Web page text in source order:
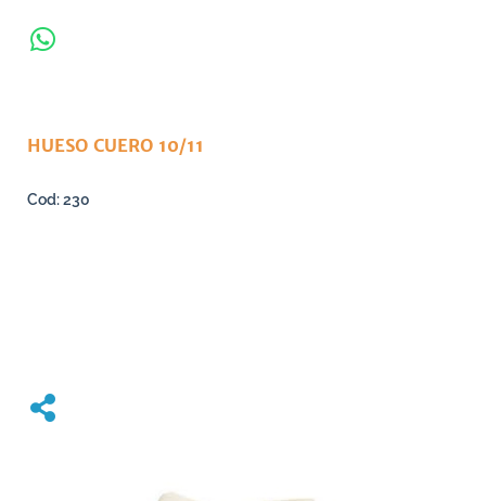
HUESO CUERO 10/11
230